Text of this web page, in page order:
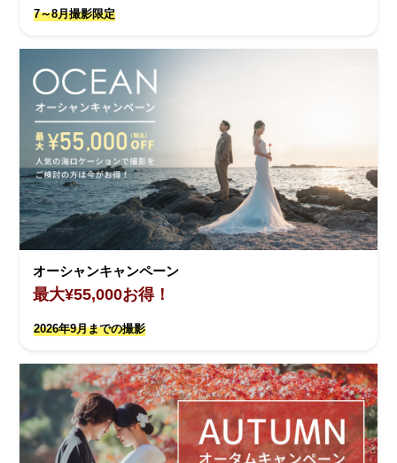
7～8月撮影限定
オーシャンキャンペーン
最大¥55,000お得！
2026年9月までの撮影